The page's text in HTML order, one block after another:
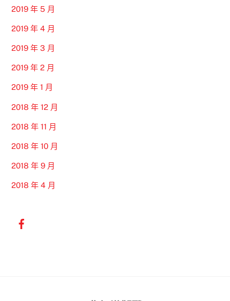
2019 年 5 月
2019 年 4 月
2019 年 3 月
2019 年 2 月
2019 年 1 月
2018 年 12 月
2018 年 11 月
2018 年 10 月
2018 年 9 月
2018 年 4 月